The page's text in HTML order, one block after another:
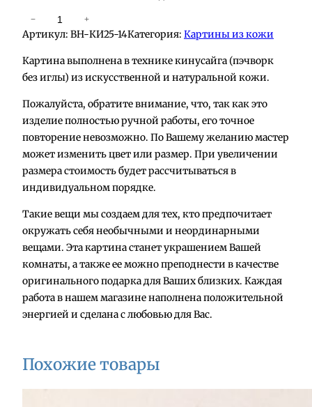
о
л
и
е
с
т
в
о
т
в
а
р
а
К
а
р
и
н
а
− +
Артикул: BH-КИ25-14Категория: Картины из кожи
Картина выполнена в технике кинусайга (пэчворк
без иглы) из искусственной и натуральной кожи.
Пожалуйста, обратите внимание, что, так как это
изделие полностью ручной работы, его точное
повторение невозможно. По Вашему желанию мастер
может изменить цвет или размер. При увеличении
размера стоимость будет рассчитываться в
индивидуальном порядке.
Такие вещи мы создаем для тех, кто предпочитает
окружать себя необычными и неординарными
вещами. Эта картина станет украшением Вашей
комнаты, а также ее можно преподнести в качестве
оригинального подарка для Ваших близких. Каждая
работа в нашем магазине наполнена положительной
энергией и сделана с любовью для Вас.
Похожие товары